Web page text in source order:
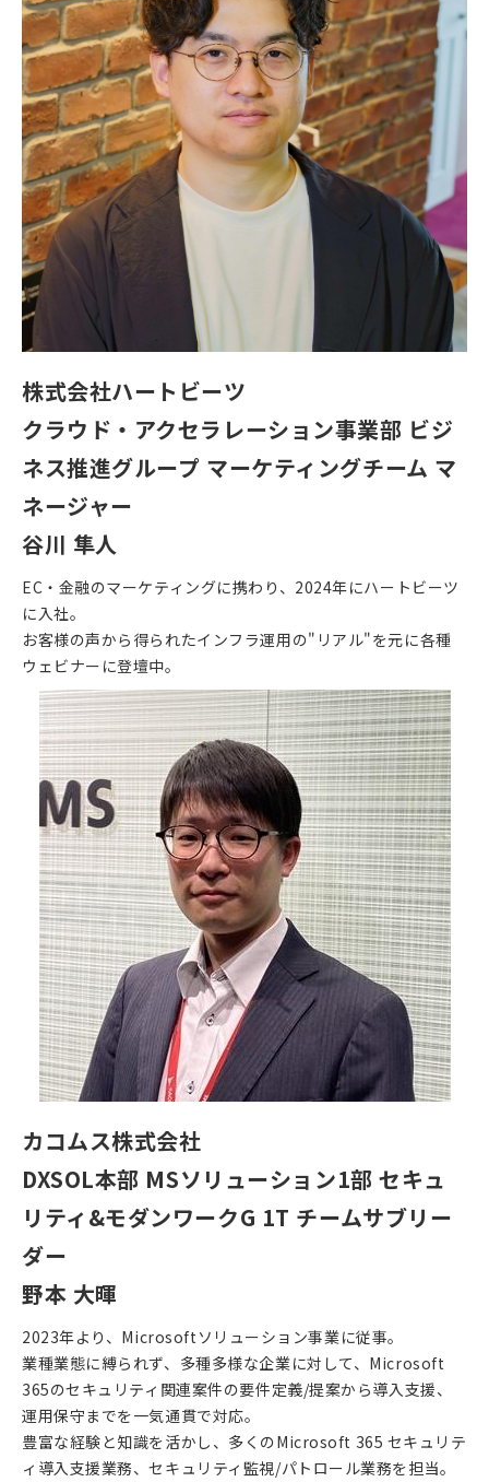
株式会社ハートビーツ
クラウド・アクセラレーション事業部 ビジ
ネス推進グループ マーケティングチーム マ
ネージャー
谷川 隼人
EC・金融のマーケティングに携わり、2024年にハートビーツ
に入社。
お客様の声から得られたインフラ運用の"リアル"を元に各種
ウェビナーに登壇中。
カコムス株式会社
DXSOL本部 MSソリューション1部 セキュ
リティ&モダンワークG 1T チームサブリー
ダー
野本 大暉
2023年より、Microsoftソリューション事業に従事。
業種業態に縛られず、多種多様な企業に対して、Microsoft
365のセキュリティ関連案件の要件定義/提案から導入支援、
運用保守までを一気通貫で対応。
豊富な経験と知識を活かし、多くのMicrosoft 365 セキュリテ
ィ導入支援業務、セキュリティ監視/パトロール業務を担当。